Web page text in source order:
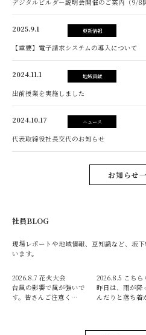
デジタルビルダー説明会開催のご案内（9/8
2025.9.1 更新情報
【重要】電子請求システムの導入について
2024.11.1 地域貢献
出前授業を実施しました
2024.10.17 ニュース
代表取締役社長交代のお知らせ
お知らせ
社員BLOG
現場レポートや地域情報、豆知識など、坂
います。
2026.8.7 花火大会
台風の影響で風が強いで
す。皆さんご注意く…
2026.8.5 こちら
昨日は、雨が降
んだりと落ち